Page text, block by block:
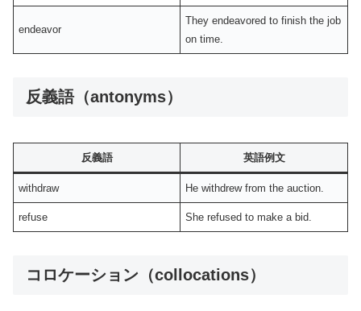
endeavor
They endeavored to finish the job
on time.
反義語（antonyms）
反義語 英語例文
withdraw He withdrew from the auction.
refuse She refused to make a bid.
コロケーション（collocations）